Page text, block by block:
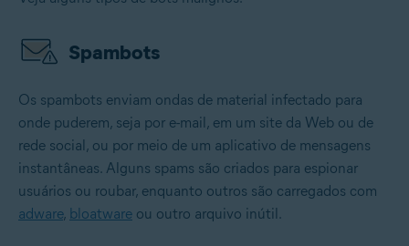
Spambots
Os spambots enviam ondas de material infectado para
onde puderem, seja por e-mail, em um site da Web ou de
rede social, ou por meio de um aplicativo de mensagens
instantâneas. Alguns spams são criados para espionar
usuários ou roubar, enquanto outros são carregados com
adware, bloatware ou outro arquivo inútil.